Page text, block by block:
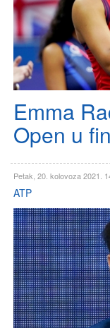
Emma
Open u
Petak, 20. kolovoza 2021.
ATP